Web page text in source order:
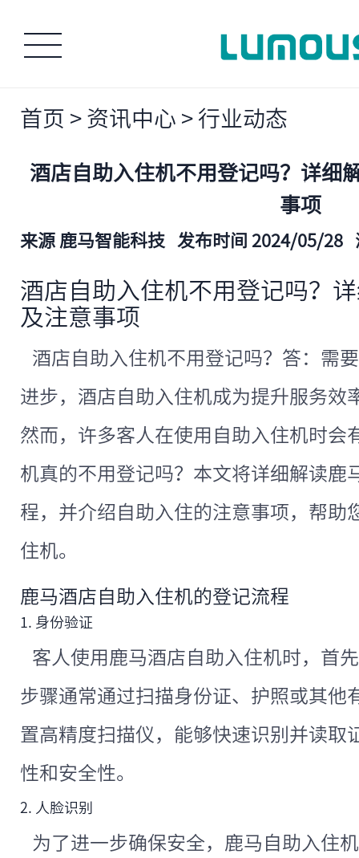
首页 > 资讯中心 > 行业动态
酒店自助入住机不用登记吗？详细
事项
来源 鹿马智能科技 发布时间 2024/05/28
酒店自助入住机不用登记吗？
及注意事项
酒店自助入住机不用登记吗？答：需
进步，酒店自助入住机成为提升服务效
然而，许多客人在使用自助入住机时会
机真的不用登记吗？本文将详细解读鹿
程，并介绍自助入住的注意事项，帮助
住机。
鹿马酒店自助入住机的登记流程
1. 身份验证
客人使用鹿马酒店自助入住机时，首
步骤通常通过扫描身份证、护照或其他
置高精度扫描仪，能够快速识别并读取
性和安全性。
2. 人脸识别
为了进一步确保安全，鹿马自助入住